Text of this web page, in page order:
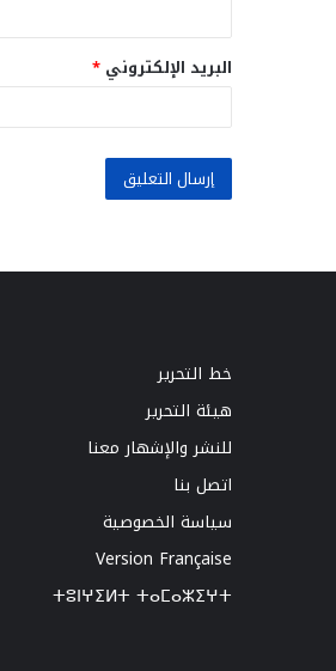
البريد الإلكتروني *
خط التحرير
هيئة التحرير
للنشر والإشهار معنا
اتصل بنا
سياسة الخصوصية
Version Française
ⵜⵓⵏⵖⵉⵍⵜ ⵜⴰⵎⴰⵣⵉⵖⵜ